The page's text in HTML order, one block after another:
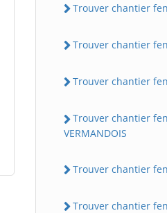
Trouver chantier
Trouver chantier
Trouver chantier
Trouver chantier
VERMANDOIS
Trouver chantier
Trouver chantier